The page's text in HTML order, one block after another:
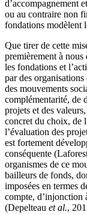
d’accompagnement
ou au contraire non
fondations modèlent
Que tirer de cette
premièrement à
les fondations et
par des
des mouvements
complémentarité, de
projets et des
concret du choix, de
l’évaluation des
est fortement
conséquente
organismes de ce
bailleurs de fonds,
imposées en termes
compte, d’injonction
(Depelteau et al.,